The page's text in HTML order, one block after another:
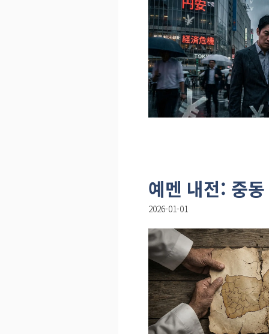
예멘 내전: 중
2026-01-01